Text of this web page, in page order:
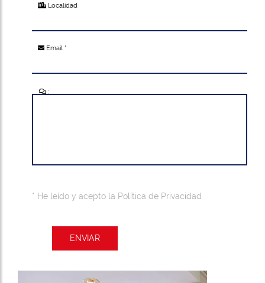
Localidad
Email *
:
* He leído y acepto la Política de Privacidad
ENVIAR